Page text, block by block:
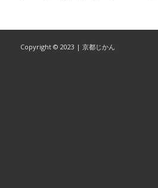
Copyright © 2023 | 京都じかん